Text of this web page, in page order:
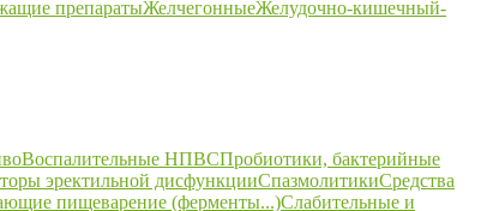
препаратыЖелчегонныеЖелудочно-кишечный-
НПВСПробиотики, бактерийные
эректильной дисфункцииСпазмолитикиСредства
пищеварение (ферменты...)Слабительные и